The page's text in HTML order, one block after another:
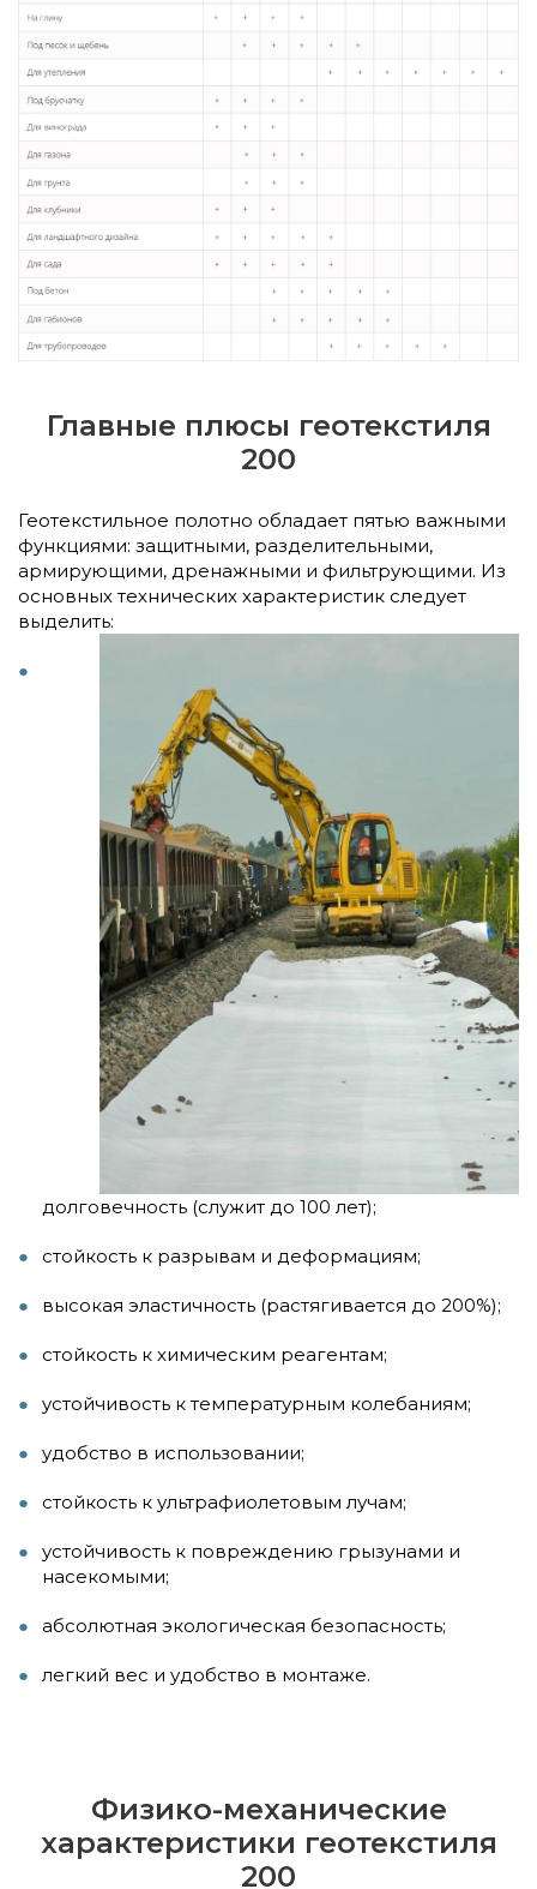
Главные плюсы геотекстиля
200
Геотекстильное полотно обладает пятью важными
функциями: защитными, разделительными,
армирующими, дренажными и фильтрующими. Из
основных технических характеристик следует
выделить:
долговечность (служит до 100 лет);
стойкость к разрывам и деформациям;
высокая эластичность (растягивается до 200%);
стойкость к химическим реагентам;
устойчивость к температурным колебаниям;
удобство в использовании;
стойкость к ультрафиолетовым лучам;
устойчивость к повреждению грызунами и
насекомыми;
абсолютная экологическая безопасность;
легкий вес и удобство в монтаже.
Физико-механические
характеристики геотекстиля
200